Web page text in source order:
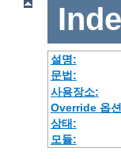
설명:
문법:
사용장소:
Override 옵
상태:
모듈: